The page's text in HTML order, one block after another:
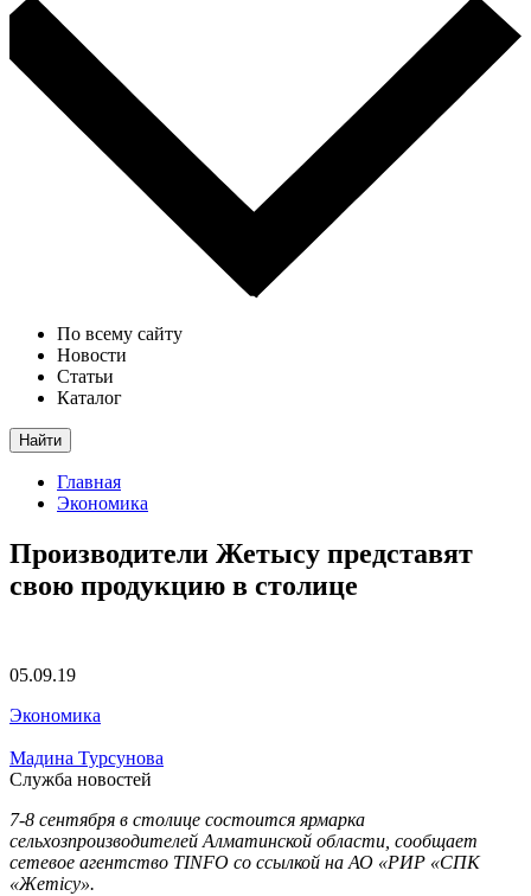
По всему сайту
Новости
Статьи
Каталог
Найти
Главная
Экономика
Производители Жетысу представят
свою продукцию в столице
05.09.19
Экономика
Мадина Турсунова
Служба новостей
7-8 сентября в столице состоится ярмарка
сельхозпроизводителей Алматинской области, сообщает
сетевое агентство TINFO со ссылкой на АО «РИР «СПК
«Жетісу».